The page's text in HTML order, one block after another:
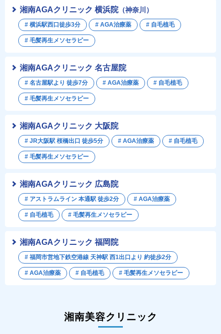
湘南AGAクリニック 大阪院
# JR大阪駅 桜橋出口 徒歩5分 # AGA治療薬 # 自毛植毛
# 毛髪再生メソセラピー
湘南AGAクリニック 横浜院（神奈川）
# 横浜駅西口徒歩3分 # AGA治療薬 # 自毛植毛
# 毛髪再生メソセラピー
湘南AGAクリニック 福岡院
# 福岡市営地下鉄空港線 天神駅 西1出口より 約徒歩2分
# AGA治療薬 # 自毛植毛 # 毛髪再生メソセラピー
湘南AGAクリニック 名古屋院
# 名古屋駅より 徒歩7分 # AGA治療薬 # 自毛植毛
# 毛髪再生メソセラピー
湘南AGAクリニック 広島院
# アストラムライン 本通駅 徒歩2分 # AGA治療薬
# 自毛植毛 # 毛髪再生メソセラピー
湘南美容クリニック